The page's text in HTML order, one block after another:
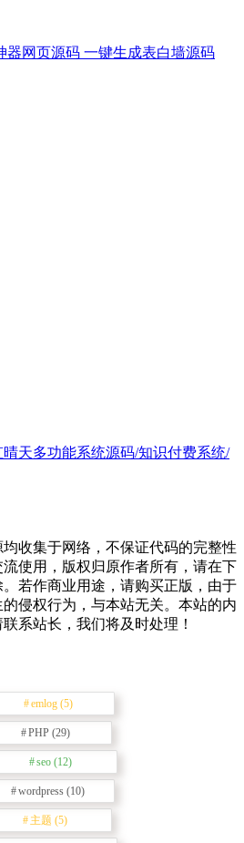
器网页源码 一键生成表白墙源码
天多功能系统源码/知识付费系统/
收集于网络，不保证代码的完整性
使用，版权归原作者所有，请在下
若作商业用途，请购买正版，由于
侵权行为，与本站无关。本站的内
系站长，我们将及时处理！
emlog(5)
PHP(29)
seo (12)
wordpress (10)
主题 (5)